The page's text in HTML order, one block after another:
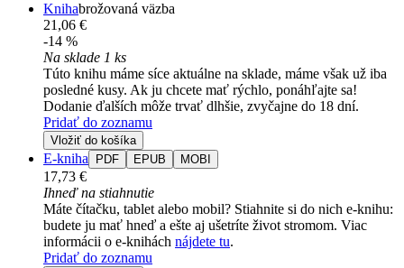
Knihabrožovaná väzba
21,06 €
-14 %
Na sklade 1 ks
Túto knihu máme síce aktuálne na sklade, máme však už iba
posledné kusy. Ak ju chcete mať rýchlo, ponáhľajte sa!
Dodanie ďalších môže trvať dlhšie, zvyčajne do 18 dní.
Pridať do zoznamu
Vložiť do košíka
E-kniha PDF EPUB MOBI
17,73 €
Ihneď na stiahnutie
Máte čítačku, tablet alebo mobil? Stiahnite si do nich e-knihu:
budete ju mať hneď a ešte aj ušetríte život stromom. Viac
informácii o e-knihách nájdete tu.
Pridať do zoznamu